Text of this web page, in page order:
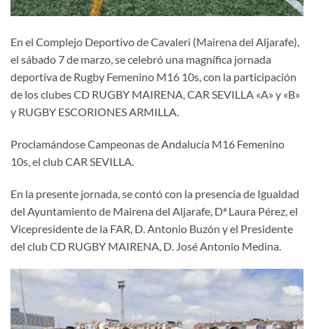
En el Complejo Deportivo de Cavaleri (Mairena del Aljarafe),
el sábado 7 de marzo, se celebró una magnífica jornada
deportiva de Rugby Femenino M16 10s, con la participación
de los clubes CD RUGBY MAIRENA, CAR SEVILLA «A» y «B»
y RUGBY ESCORIONES ARMILLA.
Proclamándose Campeonas de Andalucía M16 Femenino
10s, el club CAR SEVILLA.
En la presente jornada, se contó con la presencia de Igualdad
del Ayuntamiento de Mairena del Aljarafe, Dª Laura Pérez, el
Vicepresidente de la FAR, D. Antonio Buzón y el Presidente
del club CD RUGBY MAIRENA, D. José Antonio Medina.